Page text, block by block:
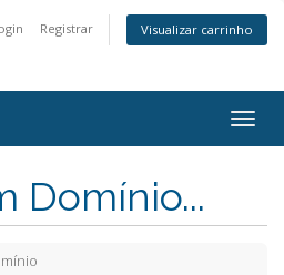
Registrar Visualizar carrinho
Domínio...